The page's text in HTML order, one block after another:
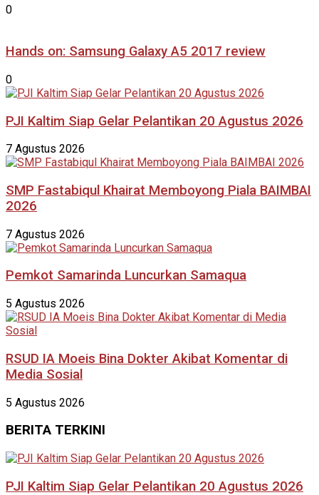
0
Hands on: Samsung Galaxy A5 2017 review
0
PJI Kaltim Siap Gelar Pelantikan 20 Agustus 2026
7 Agustus 2026
SMP Fastabiqul Khairat Memboyong Piala BAIMBAI
2026
7 Agustus 2026
Pemkot Samarinda Luncurkan Samaqua
5 Agustus 2026
RSUD IA Moeis Bina Dokter Akibat Komentar di
Media Sosial
5 Agustus 2026
BERITA TERKINI
PJI Kaltim Siap Gelar Pelantikan 20 Agustus 2026